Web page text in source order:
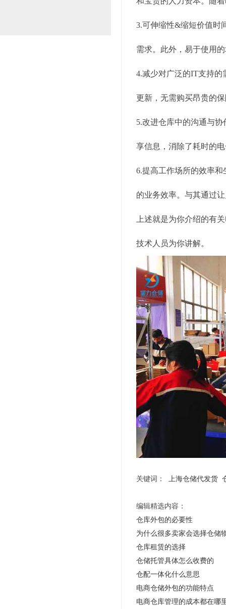
3.可伸缩性&缩短价值时
需求。此外，易于使用
4.减少对广泛的IT支持
更新，无需购买昂贵的
5.改进仓库中的沟通与
享信息，消除了耗时的
6.提高工作场所的效率
的业务效率。与其通过
上述就是为你介绍的有
技术人员为你讲解。
关键词： 上海仓储代发货
编辑精选内容：
仓库外包的必要性
为什么很多卖家会选择仓储
仓库租赁的选择
仓储托管具体怎么收费的
仓配一体化什么意思
电商仓储外包的功能特点
电商仓库管理的成本都在哪